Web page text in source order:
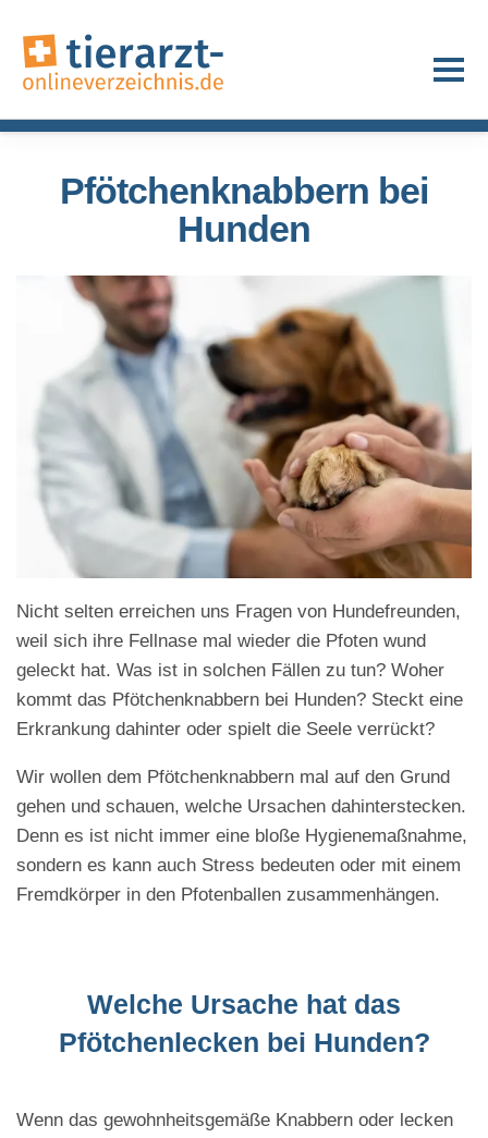
Pfötchenknabbern bei
Hunden
Nicht selten erreichen uns Fragen von Hundefreunden,
weil sich ihre Fellnase mal wieder die Pfoten wund
geleckt hat. Was ist in solchen Fällen zu tun? Woher
kommt das Pfötchenknabbern bei Hunden? Steckt eine
Erkrankung dahinter oder spielt die Seele verrückt?
Wir wollen dem Pfötchenknabbern mal auf den Grund
gehen und schauen, welche Ursachen dahinterstecken.
Denn es ist nicht immer eine bloße Hygienemaßnahme,
sondern es kann auch Stress bedeuten oder mit einem
Fremdkörper in den Pfotenballen zusammenhängen.
Welche Ursache hat das
Pfötchenlecken bei Hunden?
Wenn das gewohnheitsgemäße Knabbern oder lecken